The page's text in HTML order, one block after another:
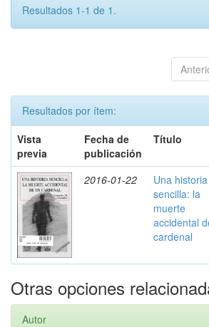
Resultados 1-1 de 1.
Resultados por ítem:
Vista
previa
Fecha de
publicación
Título
2016-01-22
Una historia
sencilla: la
muerte
accidental
cardenal
Otras opciones
Autor